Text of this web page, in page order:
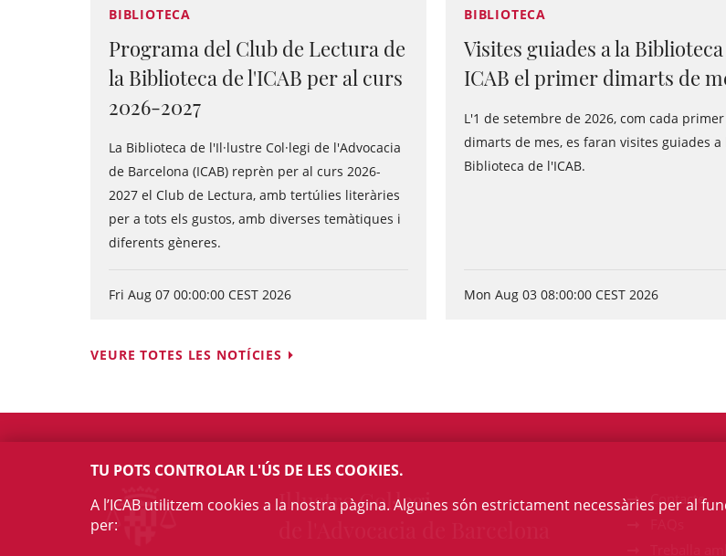
BIBLIOTECA
Programa del Club de Lectura de
la Biblioteca de l'ICAB per al curs
2026-2027
La Biblioteca de l'Il·lustre Col·legi de l'Advocacia
de Barcelona (ICAB) reprèn per al curs 2026-
2027 el Club de Lectura, amb tertúlies literàries
per a tots els gustos, amb diverses temàtiques i
diferents gèneres.
Fri Aug 07 00:00:00 CEST 2026
BIBLIOTECA
Visites guiades a la Biblioteca
ICAB el primer dimarts de
L'1 de setembre de 2026, com cada primer
dimarts de mes, es faran visites guiades a
Biblioteca de l'ICAB.
Mon Aug 03 08:00:00 CEST 2026
VEURE TOTES LES NOTÍCIES
Il·lustre Col·legi
Contacte
TU POTS CONTROLAR L'ÚS DE LES COOKIES.
A l’ICAB utilitzem cookies a la nostra pàgina. Algunes són estrictament necessàries per al
per: